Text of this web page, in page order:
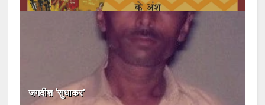
जगदीश ‘सुधाकर’